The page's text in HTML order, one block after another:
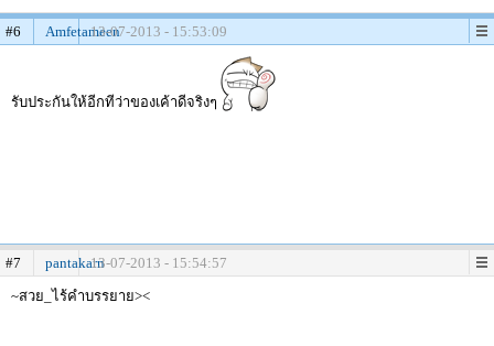
#6 Amfetameen13-07-2013 - 15:53:09
รับประกันให้อีกทีว่าของเค้าดีจริงๆ
#7 pantakarn13-07-2013 - 15:54:57
~สวย_ไร้คำบรรยาย><